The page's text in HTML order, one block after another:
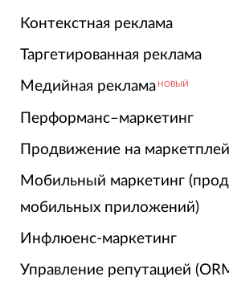
Контекстная реклама
Таргетированная реклама
Медийная реклама НОВЫЙ
Перформанс–маркетинг
Продвижение на
Мобильный маркетинг
мобильных приложений)
Инфлюенс-маркетинг
Управление репутацией